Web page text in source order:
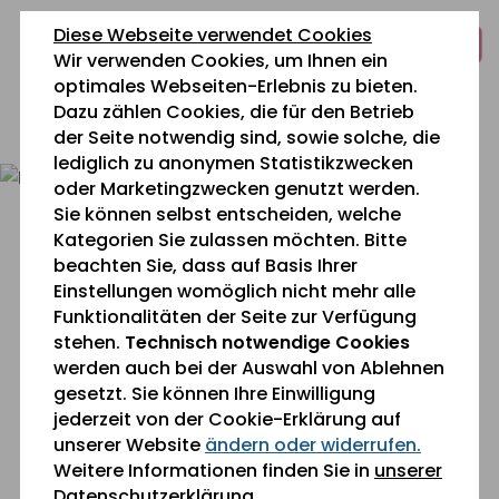
Diese Webseite verwendet Cookies
Wir verwenden Cookies, um Ihnen ein
optimales Webseiten-Erlebnis zu bieten.
Dazu zählen Cookies, die für den Betrieb
der Seite notwendig sind, sowie solche, die
lediglich zu anonymen Statistikzwecken
oder Marketingzwecken genutzt werden.
Sie können selbst entscheiden, welche
Kategorien Sie zulassen möchten. Bitte
beachten Sie, dass auf Basis Ihrer
Einstellungen womöglich nicht mehr alle
Funktionalitäten der Seite zur Verfügung
stehen. Technisch notwendige Cookies
werden auch bei der Auswahl von Ablehnen
gesetzt. Sie können Ihre Einwilligung
jederzeit von der Cookie-Erklärung auf
unserer Website ändern oder widerrufen.
Weitere Informationen finden Sie in unserer
zum
Inhalt
springen
zur
Navigation
springen
zum
Fußbereich
springen
0 26 42 40 60
Sie befinden sich gerade hier:
Karriere» Mitarbeiter-Vorteile
Mitarbeitervorteile